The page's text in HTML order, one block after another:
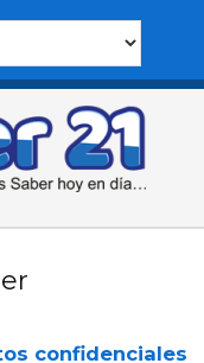
confidenciales